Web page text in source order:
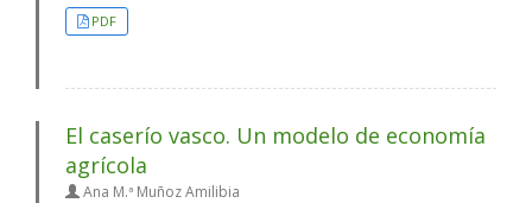
PDF
El caserío vasco. Un modelo de economía
agrícola
Ana M.ª Muñoz Amilibia